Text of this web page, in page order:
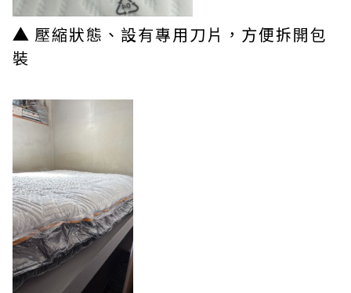
▲ 壓縮狀態、設有專用刀片，方便拆開包
裝